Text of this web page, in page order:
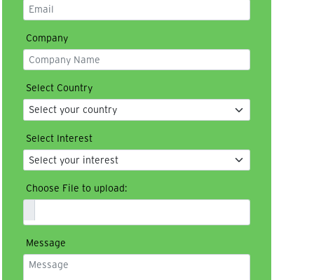
Company
Select Country
Select Interest
Choose File to upload:
Message